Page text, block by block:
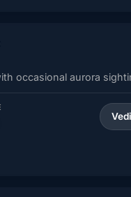
occasional aurora